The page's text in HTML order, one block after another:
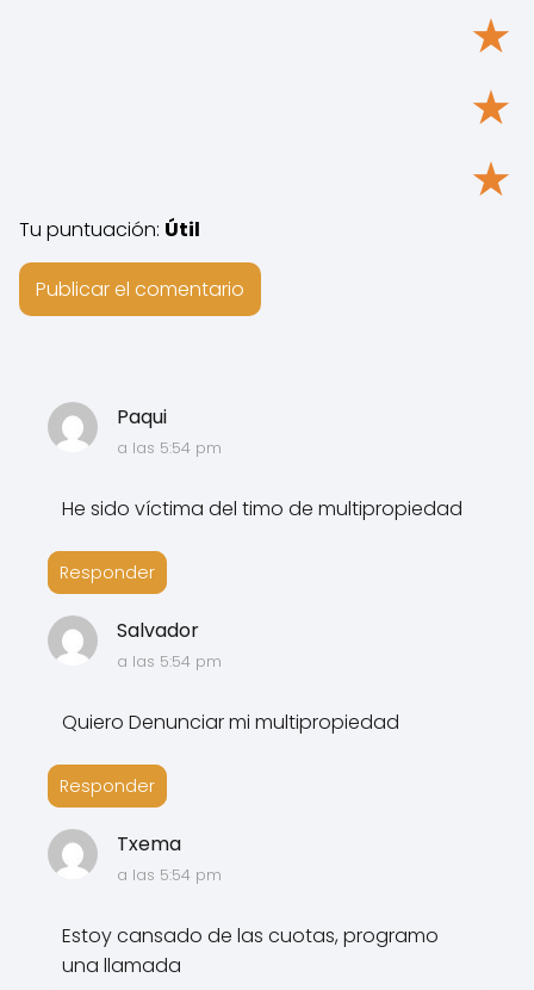
Paqui
a las 5:54 pm
He sido víctima del timo de multipropiedad
Responder
Salvador
a las 5:54 pm
Quiero Denunciar mi multipropiedad
Responder
Txema
a las 5:54 pm
Estoy cansado de las cuotas, programo
una llamada
★
★
★
Tu puntuación: Útil